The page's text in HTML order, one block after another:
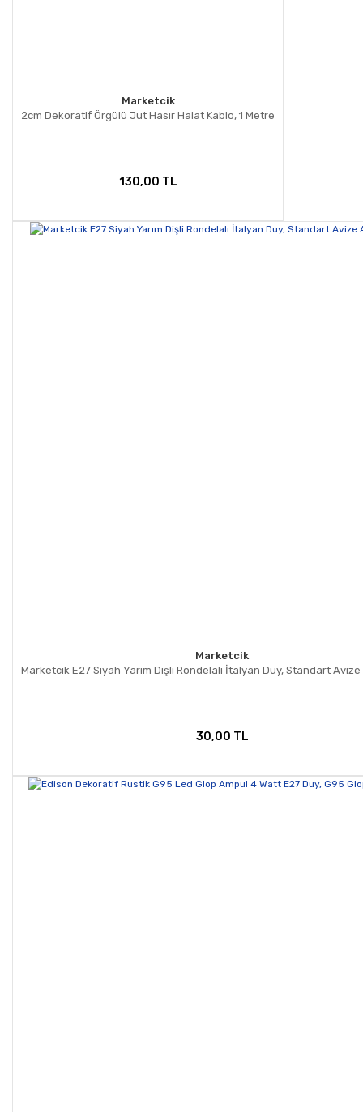
Marketcik
2cm Dekoratif Örgülü Jut Hasır Halat Kablo, 1 Metre
130,00 TL
Marketcik
Marketcik E27 Siyah Yarım Dişli Rondelalı İtalyan Duy, Standart
30,00 TL